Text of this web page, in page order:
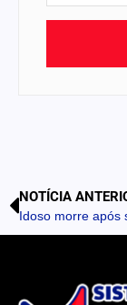
NOTÍCIA